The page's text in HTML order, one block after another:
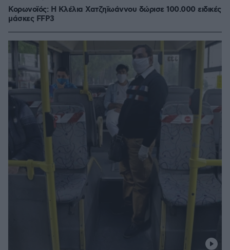
Κορωνοϊός: Η Κλέλια Χατζηϊωάννου δώρισε 100.000 ειδικές
μάσκες FFP3